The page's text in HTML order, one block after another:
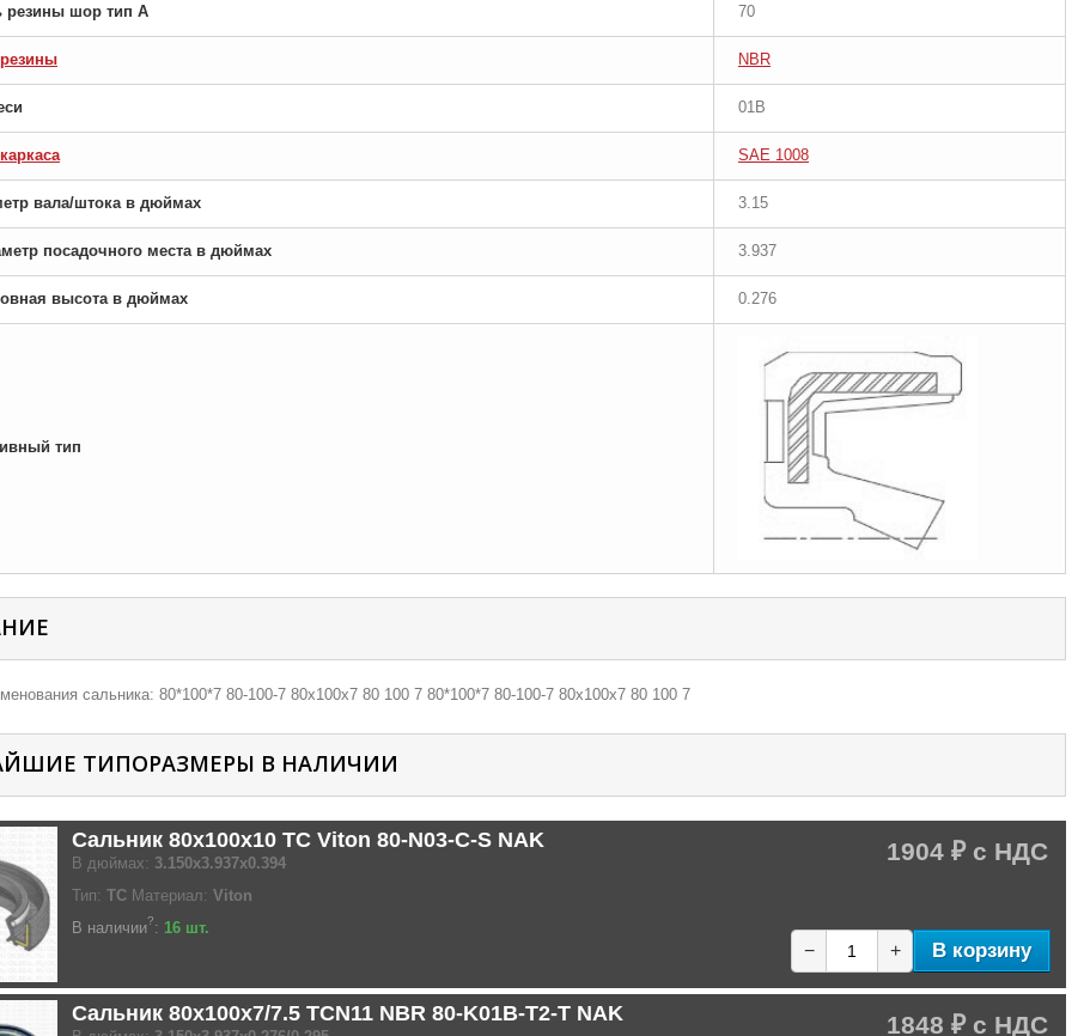
резины шор тип A 70
NBR
01B
SAE 1008
вала/штока в дюймах 3.15
посадочного места в дюймах 3.937
высота в дюймах 0.276
тип
сальника: 80*100*7 80-100-7 80х100х7 80 100 7 80*100*7 80-100-7 80х100х7 80 100 7
ТИПОРАЗМЕРЫ В НАЛИЧИИ
Сальник 80x100x10 TC Viton 80-N03-C-S NAK
В дюймах: 3.150x3.937x0.394
Тип: TC Материал: Viton
В наличии?: 16 шт.
1904 ₽
− + В корзину
Сальник 80x100x7/7.5 TCN11 NBR 80-K01B-T2-T NAK 1848 ₽